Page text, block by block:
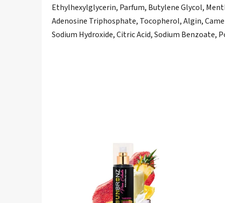
Ethylhexylglycerin, Parfum, Butylene Glycol,
Adenosine Triphosphate, Tocopherol, Algin,
Sodium Hydroxide, Citric Acid, Sodium Benzoate,